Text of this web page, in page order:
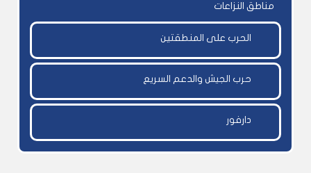
مناطق النزاعات
الحرب على المنطقتين
حرب الجيش والدعم السريع
دارفور